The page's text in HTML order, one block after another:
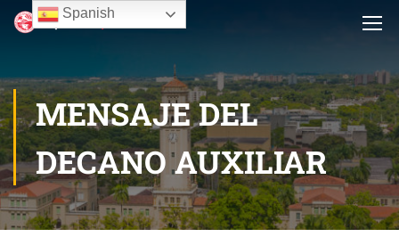
MENSAJE DEL
DECANO AUXILIAR
Spanish